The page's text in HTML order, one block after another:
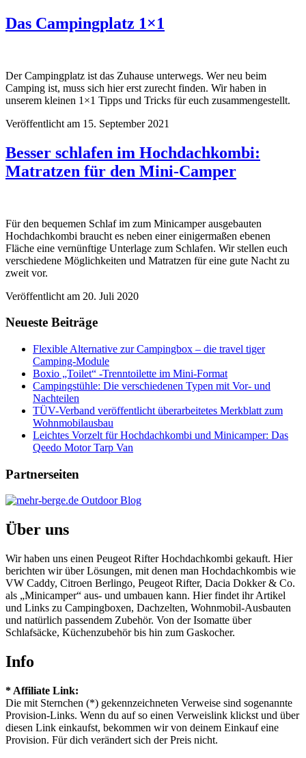
Das Campingplatz 1×1
Der Campingplatz ist das Zuhause unterwegs. Wer neu beim
Camping ist, muss sich hier erst zurecht finden. Wir haben in
unserem kleinen 1×1 Tipps und Tricks für euch zusammengestellt.
Veröffentlicht am 15. September 2021
Besser schlafen im Hochdachkombi:
Matratzen für den Mini-Camper
Für den bequemen Schlaf im zum Minicamper ausgebauten
Hochdachkombi braucht es neben einer einigermaßen ebenen
Fläche eine vernünftige Unterlage zum Schlafen. Wir stellen euch
verschiedene Möglichkeiten und Matratzen für eine gute Nacht zu
zweit vor.
Veröffentlicht am 20. Juli 2020
Neueste Beiträge
Flexible Alternative zur Campingbox – die travel tiger
Camping-Module
Boxio „Toilet“ -Trenntoilette im Mini-Format
Campingstühle: Die verschiedenen Typen mit Vor- und
Nachteilen
TÜV-Verband veröffentlicht überarbeitetes Merkblatt zum
Wohnmobilausbau
Leichtes Vorzelt für Hochdachkombi und Minicamper: Das
Qeedo Motor Tarp Van
Partnerseiten
Über uns
Wir haben uns einen Peugeot Rifter Hochdachkombi gekauft. Hier
berichten wir über Lösungen, mit denen man Hochdachkombis wie
VW Caddy, Citroen Berlingo, Peugeot Rifter, Dacia Dokker & Co.
als „Minicamper“ aus- und umbauen kann. Hier findet ihr Artikel
und Links zu Campingboxen, Dachzelten, Wohnmobil-Ausbauten
und natürlich passendem Zubehör. Von der Isomatte über
Schlafsäcke, Küchenzubehör bis hin zum Gaskocher.
Info
* Affiliate Link:
Die mit Sternchen (*) gekennzeichneten Verweise sind sogenannte
Provision-Links. Wenn du auf so einen Verweislink klickst und über
diesen Link einkaufst, bekommen wir von deinem Einkauf eine
Provision. Für dich verändert sich der Preis nicht.